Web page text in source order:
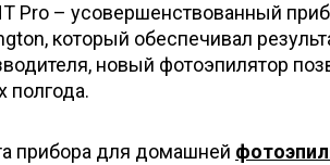
Pro – усовершенствованный
который обеспечивал
новый фотоэпилятор
полгода.
прибора для домашней